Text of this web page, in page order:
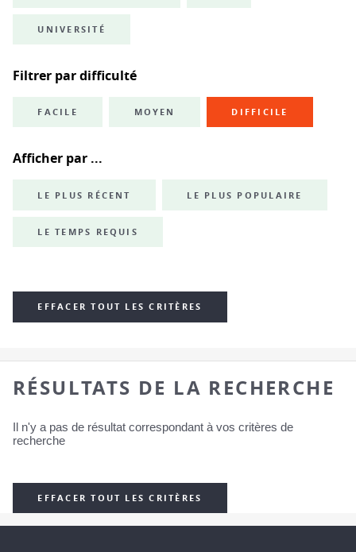
UNIVERSITÉ
Filtrer par difficulté
FACILE MOYEN DIFFICILE
Afficher par ...
LE PLUS RÉCENT LE PLUS POPULAIRE
LE TEMPS REQUIS
EFFACER TOUT LES CRITÈRES
RÉSULTATS DE LA RECHERCHE
Il n'y a pas de résultat correspondant à vos critères de
recherche
EFFACER TOUT LES CRITÈRES